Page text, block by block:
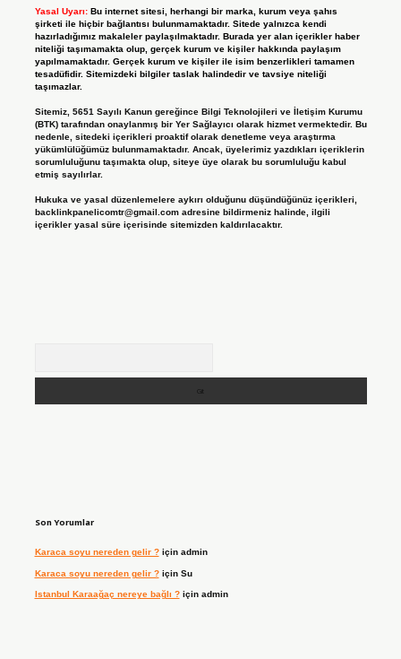
Yasal Uyarı: Bu internet sitesi, herhangi bir marka, kurum veya şahıs
şirketi ile hiçbir bağlantısı bulunmamaktadır. Sitede yalnızca kendi
hazırladığımız makaleler paylaşılmaktadır. Burada yer alan içerikler haber
niteliği taşımamakta olup, gerçek kurum ve kişiler hakkında paylaşım
yapılmamaktadır. Gerçek kurum ve kişiler ile isim benzerlikleri tamamen
tesadüfidir. Sitemizdeki bilgiler taslak halindedir ve tavsiye niteliği
taşımazlar.
Sitemiz, 5651 Sayılı Kanun gereğince Bilgi Teknolojileri ve İletişim Kurumu
(BTK) tarafından onaylanmış bir Yer Sağlayıcı olarak hizmet vermektedir. Bu
nedenle, sitedeki içerikleri proaktif olarak denetleme veya araştırma
yükümlülüğümüz bulunmamaktadır. Ancak, üyelerimiz yazdıkları içeriklerin
sorumluluğunu taşımakta olup, siteye üye olarak bu sorumluluğu kabul
etmiş sayılırlar.
Hukuka ve yasal düzenlemelere aykırı olduğunu düşündüğünüz içerikleri,
backlinkpanelicomtr@gmail.comadresine bildirmeniz halinde, ilgili
içerikler yasal süre içerisinde sitemizden kaldırılacaktır.
Son Yorumlar
Karaca soyu nereden gelir ?için admin
Karaca soyu nereden gelir ?için Su
Istanbul Karaağaç nereye bağlı ?için admin